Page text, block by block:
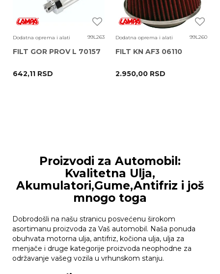
Dodatna oprema i alati 99L263
FILT GOR PROV L 70157
642,11 RSD
Dodatna oprema i alati 99L260
FILT KN AF3 06110
2.950,00 RSD
Proizvodi za Automobil:
Kvalitetna Ulja,
Akumulatori,Gume,Antifriz i još
mnogo toga
Dobrodošli na našu stranicu posvećenu širokom
asortimanu proizvoda za Vaš automobil. Naša ponuda
obuhvata motorna ulja, antifriz, kočiona ulja, ulja za
menjače i druge kategorije proizvoda neophodne za
održavanje vašeg vozila u vrhunskom stanju.